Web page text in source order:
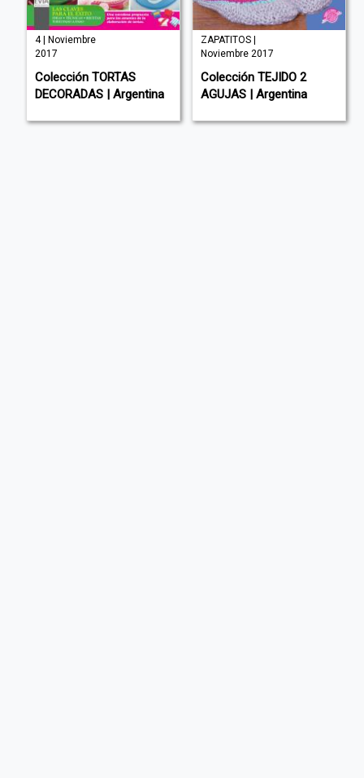
4 | Noviembre
2017
Colección TORTAS
DECORADAS | Argentina
ZAPATITOS |
Noviembre 2017
Colección TEJIDO 2
AGUJAS | Argentina